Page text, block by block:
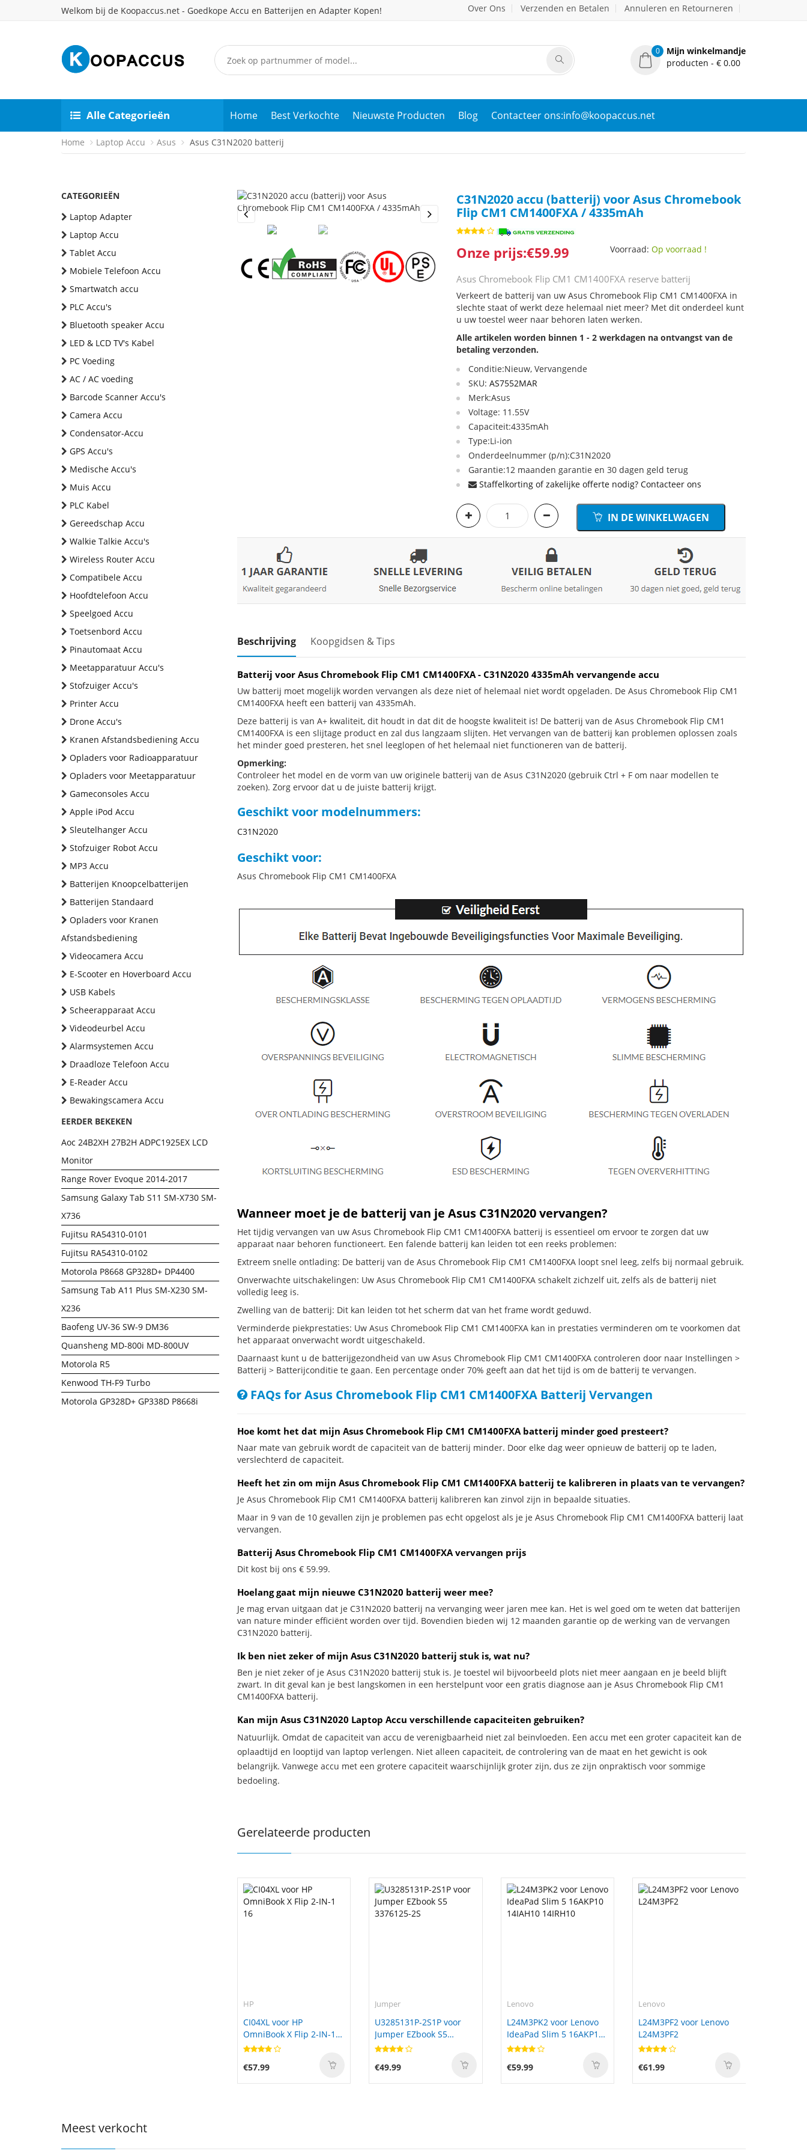
Welkom bij de Koopaccus.net - Goedkope Accu en Batterijen en Adapter Kopen! Over Ons Verzenden en Betalen Annuleren en Retourneren
0
Mijn winkelmandje
producten - € 0.00
Alle Categorieën Home Best Verkochte Nieuwste Producten Blog Contacteer ons:info@koopaccus.net
Home Laptop Accu Asus Asus C31N2020 batterij
CATEGORIEËN
Laptop Adapter
Laptop Accu
Tablet Accu
Mobiele Telefoon Accu
Smartwatch accu
PLC Accu's
Bluetooth speaker Accu
LED & LCD TV's Kabel
PC Voeding
AC / AC voeding
Barcode Scanner Accu's
Camera Accu
Condensator-Accu
GPS Accu's
Medische Accu's
Muis Accu
PLC Kabel
Gereedschap Accu
Walkie Talkie Accu's
Wireless Router Accu
Compatibele Accu
Hoofdtelefoon Accu
Speelgoed Accu
Toetsenbord Accu
Pinautomaat Accu
Meetapparatuur Accu's
Stofzuiger Accu's
Printer Accu
Drone Accu's
Kranen Afstandsbediening Accu
Opladers voor Radioapparatuur
Opladers voor Meetapparatuur
Gameconsoles Accu
Apple iPod Accu
Sleutelhanger Accu
Stofzuiger Robot Accu
MP3 Accu
Batterijen Knoopcelbatterijen
Batterijen Standaard
Opladers voor Kranen
Afstandsbediening
Videocamera Accu
E-Scooter en Hoverboard Accu
USB Kabels
Scheerapparaat Accu
Videodeurbel Accu
Alarmsystemen Accu
Draadloze Telefoon Accu
E-Reader Accu
Bewakingscamera Accu
EERDER BEKEKEN
Aoc 24B2XH 27B2H ADPC1925EX LCD
Monitor
Range Rover Evoque 2014-2017
Samsung Galaxy Tab S11 SM-X730 SM-
X736
Fujitsu RA54310-0101
Fujitsu RA54310-0102
Motorola P8668 GP328D+ DP4400
Samsung Tab A11 Plus SM-X230 SM-
X236
Baofeng UV-36 SW-9 DM36
Quansheng MD-800i MD-800UV
Motorola R5
Kenwood TH-F9 Turbo
Motorola GP328D+ GP338D P8668i
Previous
C31N2020 accu (batterij) voor Asus Chromebook
Flip CM1 CM1400FXA / 4335mAh
Onze prijs:€59.99 Voorraad:Op voorraad !
Asus Chromebook Flip CM1 CM1400FXA reserve batterij
Verkeert de batterij van uw Asus Chromebook Flip CM1 CM1400FXA in
slechte staat of werkt deze helemaal niet meer? Met dit onderdeel kunt
u uw toestel weer naar behoren laten werken.
Alle artikelen worden binnen 1 - 2 werkdagen na ontvangst van de
betaling verzonden.
Conditie:Nieuw, Vervangende
SKU:AS7552MAR
Merk:Asus
Voltage: 11.55V
Capaciteit:4335mAh
Type:Li-ion
Onderdeelnummer (p/n):C31N2020
Garantie:12 maanden garantie en 30 dagen geld terug
Staffelkorting of zakelijke offerte nodig? Contacteer ons
IN DE WINKELWAGEN
Beschrijving Koopgidsen & Tips
Batterij voor Asus Chromebook Flip CM1 CM1400FXA - C31N2020 4335mAh vervangende accu
Uw batterij moet mogelijk worden vervangen als deze niet of helemaal niet wordt opgeladen. De Asus Chromebook Flip CM1
CM1400FXA heeft een batterij van 4335mAh.
Deze batterij is van A+ kwaliteit, dit houdt in dat dit de hoogste kwaliteit is! De batterij van de Asus Chromebook Flip CM1
CM1400FXA is een slijtage product en zal dus langzaam slijten. Het vervangen van de batterij kan problemen oplossen zoals
het minder goed presteren, het snel leeglopen of het helemaal niet functioneren van de batterij.
Opmerking:
Controleer het model en de vorm van uw originele batterij van de Asus C31N2020 (gebruik Ctrl + F om naar modellen te
zoeken). Zorg ervoor dat u de juiste batterij krijgt.
Geschikt voor modelnummers:
C31N2020
Geschikt voor:
Asus Chromebook Flip CM1 CM1400FXA
Wanneer moet je de batterij van je Asus C31N2020 vervangen?
Het tijdig vervangen van uw Asus Chromebook Flip CM1 CM1400FXA batterij is essentieel om ervoor te zorgen dat uw
apparaat naar behoren functioneert. Een falende batterij kan leiden tot een reeks problemen:
Extreem snelle ontlading: De batterij van de Asus Chromebook Flip CM1 CM1400FXA loopt snel leeg, zelfs bij normaal gebruik.
Onverwachte uitschakelingen: Uw Asus Chromebook Flip CM1 CM1400FXA schakelt zichzelf uit, zelfs als de batterij niet
volledig leeg is.
Zwelling van de batterij: Dit kan leiden tot het scherm dat van het frame wordt geduwd.
Verminderde piekprestaties: Uw Asus Chromebook Flip CM1 CM1400FXA kan in prestaties verminderen om te voorkomen dat
het apparaat onverwacht wordt uitgeschakeld.
Daarnaast kunt u de batterijgezondheid van uw Asus Chromebook Flip CM1 CM1400FXA controleren door naar Instellingen >
Batterij > Batterijconditie te gaan. Een percentage onder 70% geeft aan dat het tijd is om de batterij te vervangen.
FAQs for Asus Chromebook Flip CM1 CM1400FXA Batterij Vervangen
Hoe komt het dat mijn Asus Chromebook Flip CM1 CM1400FXA batterij minder goed presteert?
Naar mate van gebruik wordt de capaciteit van de batterij minder. Door elke dag weer opnieuw de batterij op te laden,
verslechterd de capaciteit.
Heeft het zin om mijn Asus Chromebook Flip CM1 CM1400FXA batterij te kalibreren in plaats van te vervangen?
Je Asus Chromebook Flip CM1 CM1400FXA batterij kalibreren kan zinvol zijn in bepaalde situaties.
Maar in 9 van de 10 gevallen zijn je problemen pas echt opgelost als je je Asus Chromebook Flip CM1 CM1400FXA batterij laat
vervangen.
Batterij Asus Chromebook Flip CM1 CM1400FXA vervangen prijs
Dit kost bij ons € 59.99.
Hoelang gaat mijn nieuwe C31N2020 batterij weer mee?
Je mag ervan uitgaan dat je C31N2020 batterij na vervanging weer jaren mee kan. Het is wel goed om te weten dat batterijen
van nature minder efficiënt worden over tijd. Bovendien bieden wij 12 maanden garantie op de werking van de vervangen
C31N2020 batterij.
Ik ben niet zeker of mijn Asus C31N2020 batterij stuk is, wat nu?
Ben je niet zeker of je Asus C31N2020 batterij stuk is. Je toestel wil bijvoorbeeld plots niet meer aangaan en je beeld blijft
zwart. In dit geval kan je best langskomen in een herstelpunt voor een gratis diagnose aan je Asus Chromebook Flip CM1
CM1400FXA batterij.
Kan mijn Asus C31N2020 Laptop Accu verschillende capaciteiten gebruiken?
Natuurlijk. Omdat de capaciteit van accu de verenigbaarheid niet zal beïnvloeden. Een accu met een groter capaciteit kan de
oplaadtijd en looptijd van laptop verlengen. Niet alleen capaciteit, de controlering van de maat en het gewicht is ook
belangrijk. Vanwege accu met een grotere capaciteit waarschijnlijk groter zijn, dus ze zijn onpraktisch voor sommige
bedoeling.
Gerelateerde producten
HP
CI04XL voor HP
OmniBook X Flip 2-IN-1
16
€57.99
Jumper
U3285131P-2S1P voor
Jumper EZbook S5
3376125-2S
€49.99
Lenovo
L24M3PK2 voor Lenovo
IdeaPad Slim 5 16AKP10
14IAH10 14IRH10
€59.99
Lenovo
L24M3PF2 voor Lenovo
L24M3PF2
€61.99
Meest verkocht